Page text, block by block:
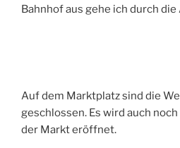
Bahnhof aus gehe ich durch
Auf dem Marktplatz sind die
geschlossen. Es wird auch
der Markt eröffnet.